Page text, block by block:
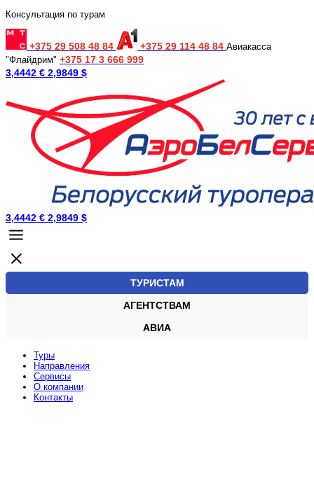
Консультация по турам
+375 29 508 48 84 +375 29 114 48 84 Авиакасса
"Флайдрим" +375 17 3 666 999
3,4442 € 2,9849 $
3,4442 € 2,9849 $
ТУРИСТАМ
АГЕНТСТВАМ
АВИА
Туры
Направления
Сервисы
O компании
Контакты